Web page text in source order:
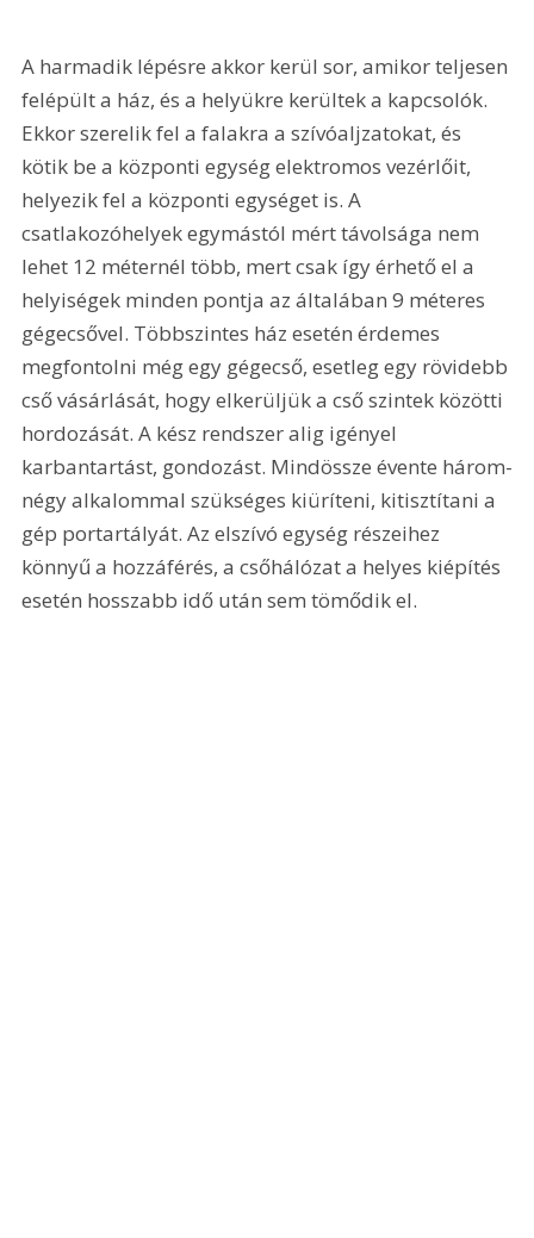
A harmadik lépésre akkor kerül sor, amikor teljesen
felépült a ház, és a helyükre kerültek a kapcsolók.
Ekkor szerelik fel a falakra a szívóaljzatokat, és
kötik be a központi egység elektromos vezérlőit,
helyezik fel a központi egységet is. A
csatlakozóhelyek egymástól mért távolsága nem
lehet 12 méternél több, mert csak így érhető el a
helyiségek minden pontja az általában 9 méteres
gégecsővel. Többszintes ház esetén érdemes
megfontolni még egy gégecső, esetleg egy rövidebb
cső vásárlását, hogy elkerüljük a cső szintek közötti
hordozását. A kész rendszer alig igényel
karbantartást, gondozást. Mindössze évente három-
négy alkalommal szükséges kiüríteni, kitisztítani a
gép portartályát. Az elszívó egység részeihez
könnyű a hozzáférés, a csőhálózat a helyes kiépítés
esetén hosszabb idő után sem tömődik el.